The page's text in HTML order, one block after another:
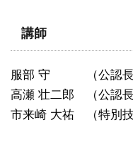
講師
服部 守 （公認長
高瀬 壮二郎 （公認長
市来崎 大祐 （特別技